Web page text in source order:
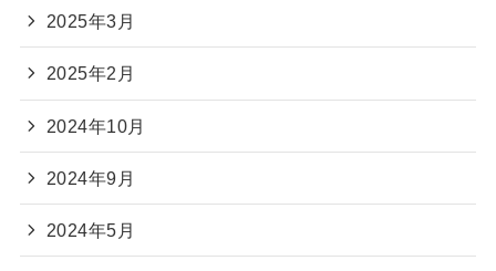
2025年3月
2025年2月
2024年10月
2024年9月
2024年5月